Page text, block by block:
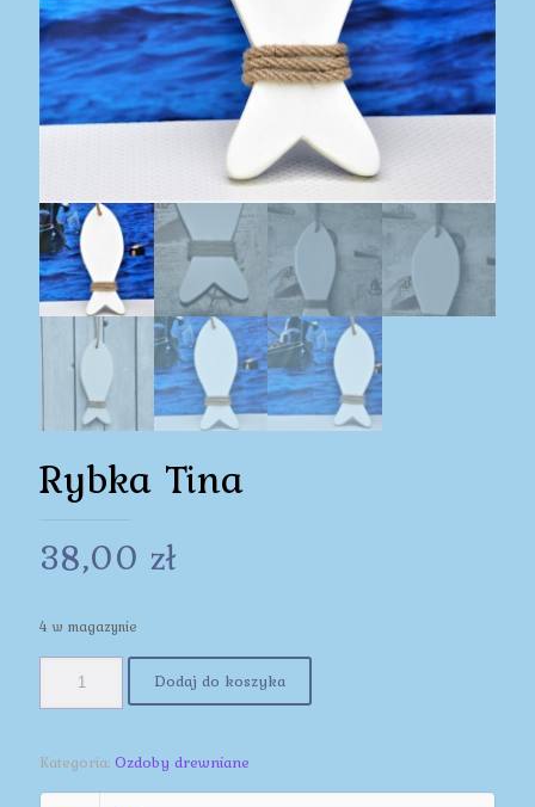
Rybka Tina
38,00 zł
4 w magazynie
Dodaj do koszyka
Kategoria: Ozdoby drewniane